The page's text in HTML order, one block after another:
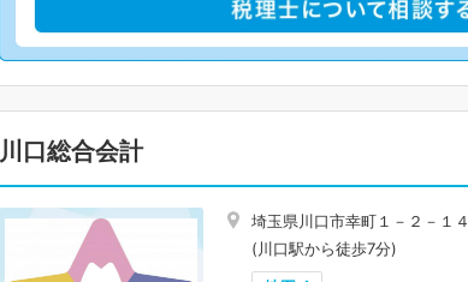
川口総合会計
埼玉県川口市幸町１－２－１４
(川口駅から徒歩7分)